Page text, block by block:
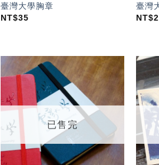
臺灣大學胸章
NT$35
臺灣
NT$
望輕
單」
已售完